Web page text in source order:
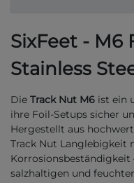
SixFeet - M6
Stainless
Die Track Nut M6 ist ein
ihre Foil-Setups sicher
Hergestellt aus
Track Nut Langlebigkeit
Korrosionsbeständigkeit
salzhaltigen und